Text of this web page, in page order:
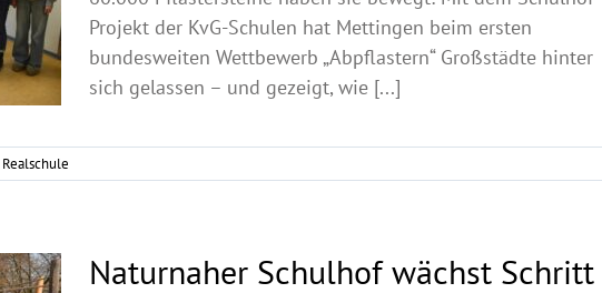
Projekt der KvG-Schulen hat Mettingen beim ersten
bundesweiten Wettbewerb „Abpflastern“ Großstädte hinter
sich gelassen – und gezeigt, wie [...]
Realschule
Naturnaher Schulhof wächst Schritt